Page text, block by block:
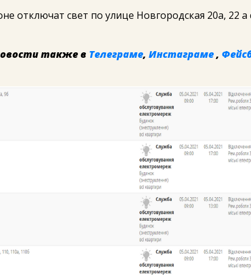
отключат свет по улице Новгородская 20а, 22 а
также в Телеграме, Инстаграме,